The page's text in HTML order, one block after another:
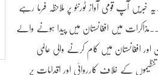
خبریں آپ قومی آواز ٹورنٹو پر ملاحظہ فرما رہے
میں افغانستان میں پیدا ہونے والے
اور افغانستان میں کام کرنے والی عالمی
کے خلاف کارروائی اور اقدامات پر